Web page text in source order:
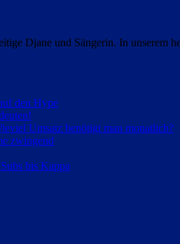
Djane und Sängerin. In unserem
den Hype
Umsatz benötigt man monatlich?
zwingend
bis Kappa